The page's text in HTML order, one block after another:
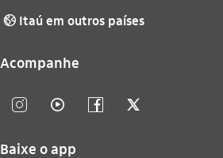
globo_outline Itaú em outros países
Acompanhe
instagram_outline video_outline facebook_outline twitter_outline
Baixe o app